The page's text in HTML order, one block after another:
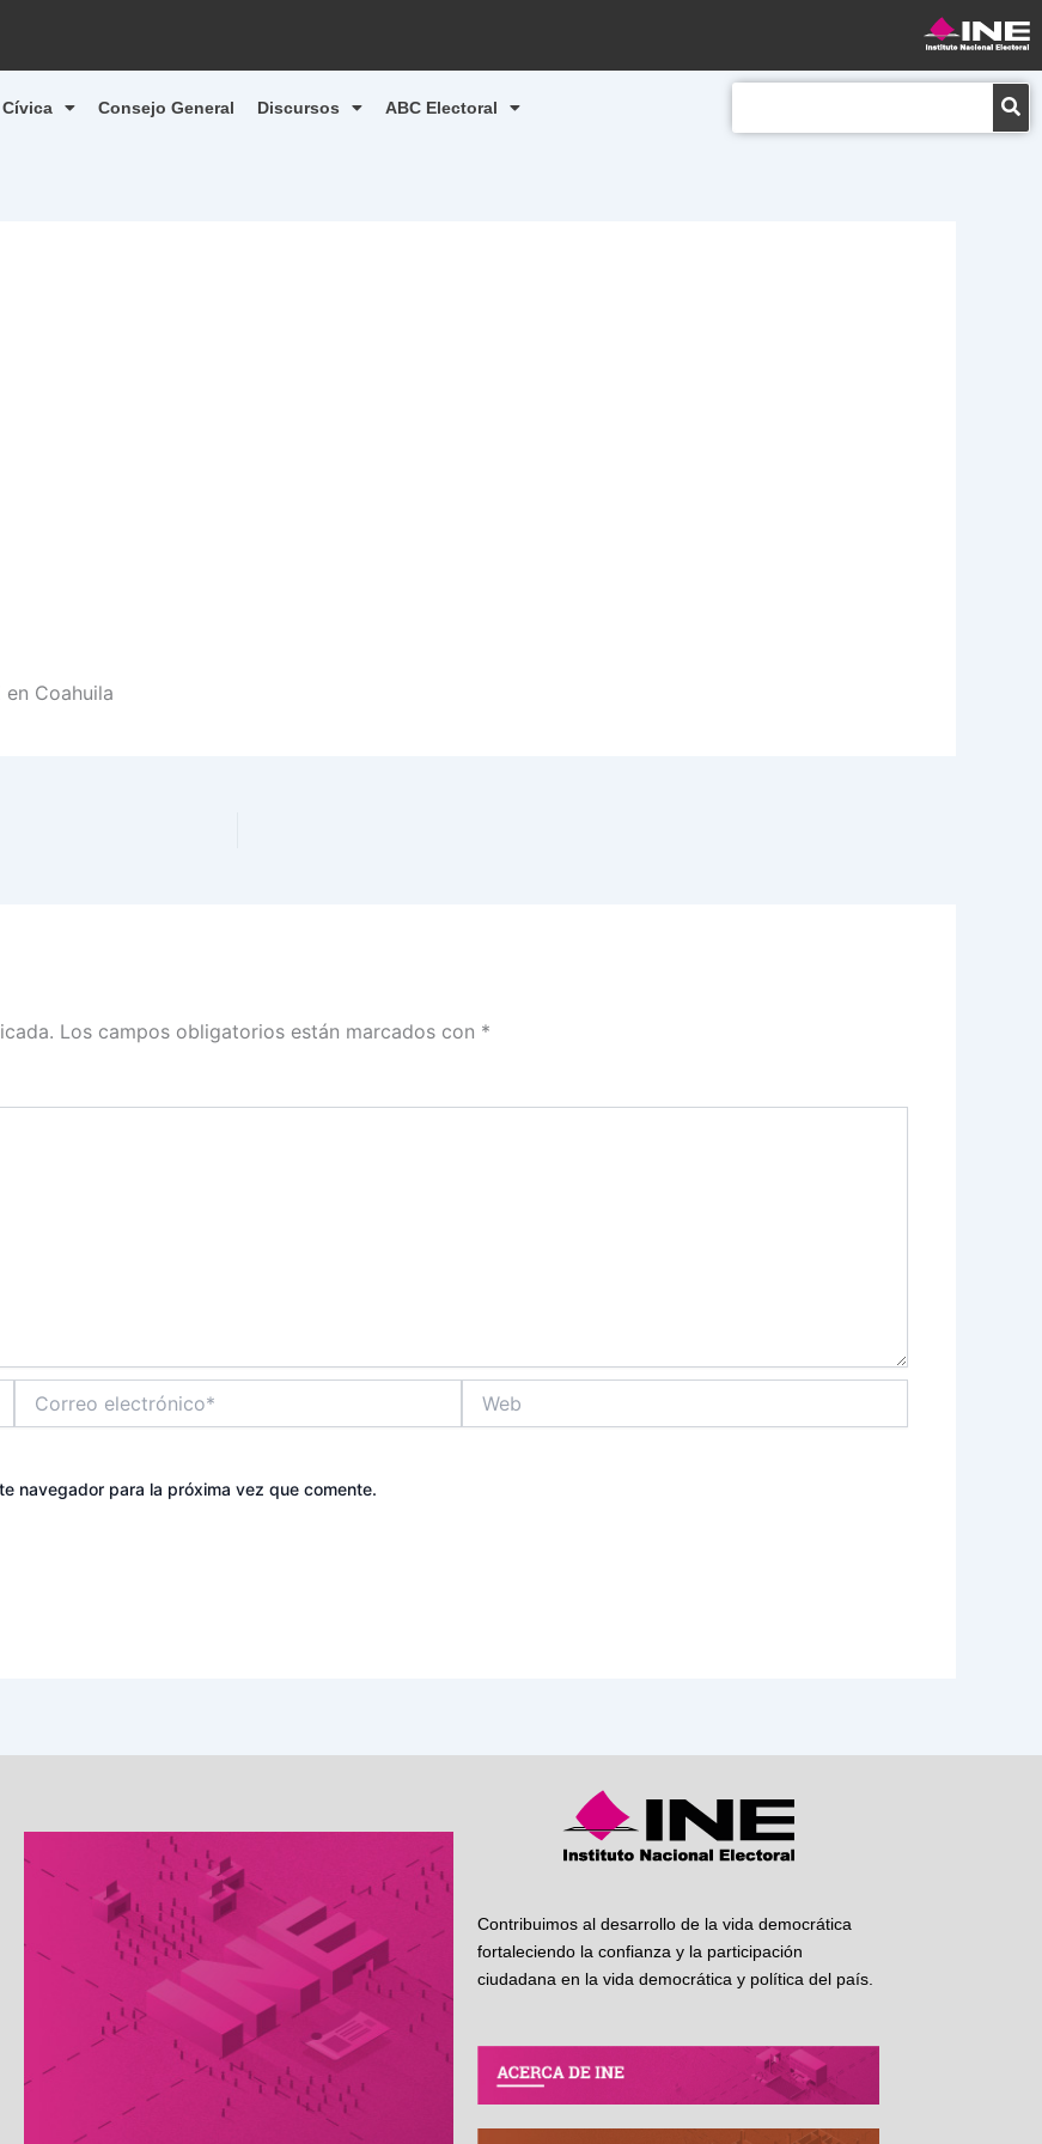
Consejo General Discursos ABC Electoral
Coahuila
Los campos obligatorios están marcados con *
electrónico*
navegador para la próxima vez que comente.
Contribuimos al desarrollo de la vida democrática
fortaleciendo la confianza y la participación
ciudadana en la vida democrática y política del país.